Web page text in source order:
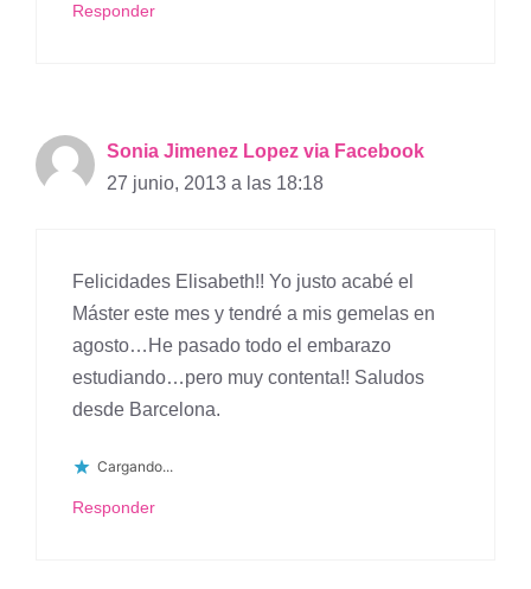
Responder
Sonia Jimenez Lopez via Facebook
27 junio, 2013 a las 18:18
Felicidades Elisabeth!! Yo justo acabé el
Máster este mes y tendré a mis gemelas en
agosto…He pasado todo el embarazo
estudiando…pero muy contenta!! Saludos
desde Barcelona.
Cargando...
Responder